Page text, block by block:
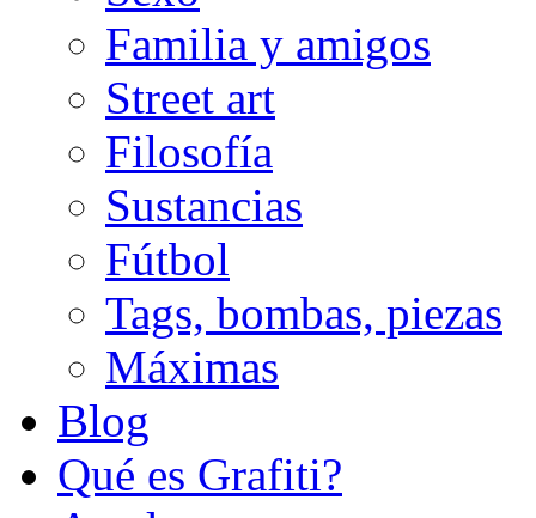
Familia y amigos
Street art
Filosofía
Sustancias
Fútbol
Tags, bombas, piezas
Máximas
Blog
Qué es Grafiti?